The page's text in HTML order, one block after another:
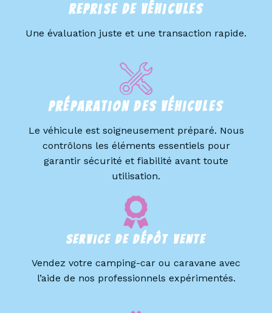
Reprise De Véhicules
Une évaluation juste et une transaction rapide.
Service De Dépôt Vente
Vendez votre camping-car ou caravane avec
l’aide de nos professionnels expérimentés.
Préparation Des Véhicules
Le véhicule est soigneusement préparé. Nous
contrôlons les éléments essentiels pour
garantir sécurité et fiabilité avant toute
utilisation.